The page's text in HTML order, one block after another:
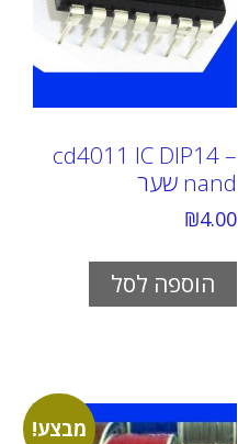
cd4011 IC DIP14 –
nand שער
₪4.00
הוספה לסל
מבצע!